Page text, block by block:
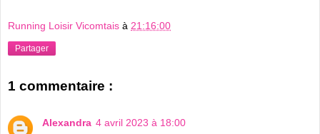
Running Loisir Vicomtais à 21:16:00
Partager
1 commentaire :
Alexandra 4 avril 2023 à 18:00